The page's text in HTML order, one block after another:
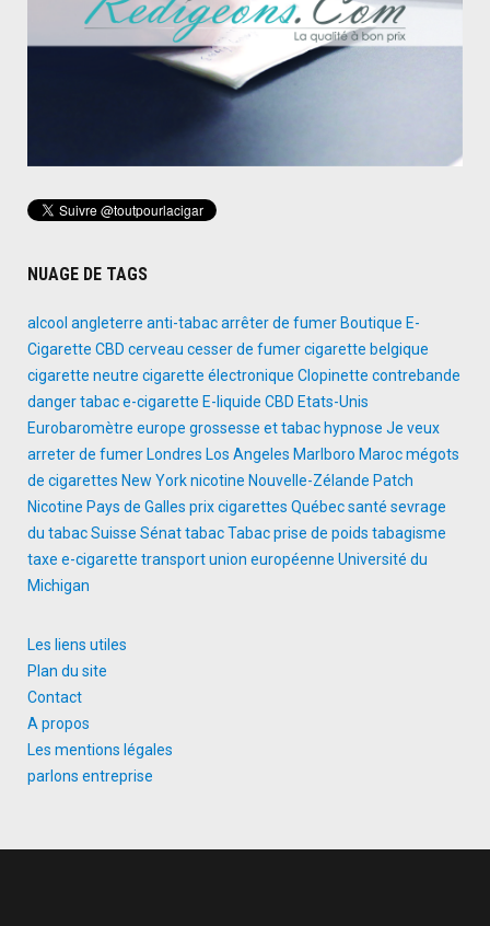
NUAGE DE TAGS
alcool angleterre anti-tabacarrêter de fumer Boutique E-
Cigarette CBD cerveau cesser de fumercigarette belgique
cigarette neutre cigarette électronique Clopinette contrebande
danger tabace-cigarette E-liquide CBD Etats-Unis
Eurobaromètre europe grossesse et tabac hypnose Je veux
arreter de fumer Londres Los Angeles Marlboro Marocmégots
de cigarettes New Yorknicotine Nouvelle-Zélande Patch
Nicotine Pays de Galles prix cigarettes Québecsanté sevrage
du tabacSuisse SénattabacTabac prise de poids tabagisme
taxe e-cigarette transportunion européenne Université du
Michigan
Les liens utiles
Plan du site
Contact
A propos
Les mentions légales
parlons entreprise